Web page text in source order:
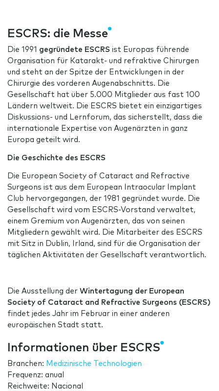
ESCRS: die Messe
Die 1991 gegründete ESCRS ist Europas führende
Organisation für Katarakt- und refraktive Chirurgen
und steht an der Spitze der Entwicklungen in der
Chirurgie des vorderen Augenabschnitts. Die
Gesellschaft hat über 5.000 Mitglieder aus fast 100
Ländern weltweit. Die ESCRS bietet ein einzigartiges
Diskussions- und Lernforum, das sicherstellt, dass die
internationale Expertise von Augenärzten in ganz
Europa geteilt wird.
Die Geschichte des ESCRS
Die European Society of Cataract and Refractive
Surgeons ist aus dem European Intraocular Implant
Club hervorgegangen, der 1981 gegründet wurde. Die
Gesellschaft wird vom ESCRS-Vorstand verwaltet,
einem Gremium von Augenärzten, das von seinen
Mitgliedern gewählt wird. Die Mitarbeiter des ESCRS
mit Sitz in Dublin, Irland, sind für die Organisation der
täglichen Aktivitäten der Gesellschaft verantwortlich.
Die Ausstellung der Wintertagung der European
Society of Cataract and Refractive Surgeons (ESCRS)
findet jedes Jahr im Februar in einer anderen
europäischen Stadt statt.
Informationen über ESCRS
Branchen: Medizinische Technologien
Frequenz: anual
Reichweite: Nacional